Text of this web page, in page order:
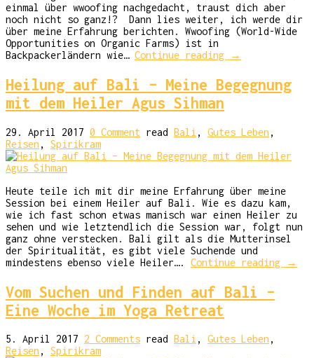
einmal über wwoofing nachgedacht, traust dich aber
noch nicht so ganz!? Dann lies weiter, ich werde dir
über meine Erfahrung berichten. Wwoofing (World-Wide
Opportunities on Organic Farms) ist in
Backpackerländern wie… Continue reading →
Heilung auf Bali – Meine Begegnung
mit dem Heiler Agus Sihman
29. April 2017 0 Comment read Bali , Gutes Leben ,
Reisen , Spirikram
Heute teile ich mit dir meine Erfahrung über meine
Session bei einem Heiler auf Bali. Wie es dazu kam,
wie ich fast schon etwas manisch war einen Heiler zu
sehen und wie letztendlich die Session war, folgt nun
ganz ohne verstecken. Bali gilt als die Mutterinsel
der Spiritualität, es gibt viele Suchende und
mindestens ebenso viele Heiler…. Continue reading →
Vom Suchen und Finden auf Bali –
Eine Woche im Yoga Retreat
5. April 2017 2 Comments read Bali , Gutes Leben ,
Reisen , Spirikram